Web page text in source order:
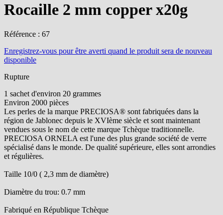
Rocaille 2 mm copper x20g
Référence : 67
Enregistrez-vous pour être averti quand le produit sera de nouveau
disponible
Rupture
1 sachet d'environ 20 grammes
Environ 2000 pièces
Les perles de la marque PRECIOSA® sont fabriquées dans la
région de Jablonec depuis le XVIème siècle et sont maintenant
vendues sous le nom de cette marque Tchèque traditionnelle.
PRECIOSA ORNELA est l'une des plus grande société de verre
spécialisé dans le monde. De qualité supérieure, elles sont arrondies
et régulières.
Taille 10/0 ( 2,3 mm de diamètre)
Diamètre du trou: 0.7 mm
Fabriqué en République Tchèque